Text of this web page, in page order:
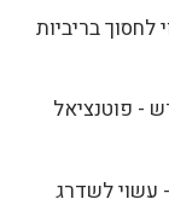
לחסוך בריביות
- פוטנציאל
עשוי לשדרג